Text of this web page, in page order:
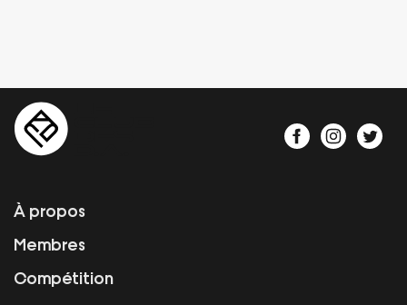
À propos
Membres
Compétition